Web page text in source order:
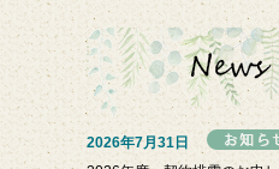
2026年7月31日